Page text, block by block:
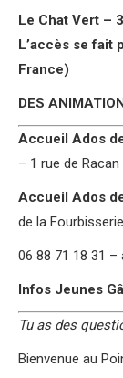
Le Chat Vert –
L’accès se fait
France)
DES
Accueil Ados
– 1 rue de
Accueil Ados
de la
06 88 71 18 31
Infos Jeunes
Tu as des
Bienvenue au